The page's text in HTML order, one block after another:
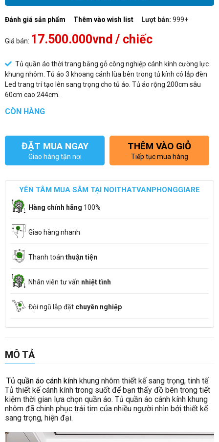
Đánh giá sản phẩm Thêm vào wish list Lượt bán: 999+
Giá bán: 17.500.000vnd / chiếc
Tủ quần áo thời trang bằng gỗ công nghiệp cánh kính cường lực
khung nhôm. Tủ áo 3 khoang cánh lùa bên trong tủ kính có lắp đèn
Led trang trí tạo lên sang trọng cho tủ áo. Tủ áo rộng 200cm sâu
60cm cao 244cm.
CÒN HÀNG
ĐẶT MUA NGAY
Giao hàng tận nơi
THÊM VÀO GIỎ
Tiếp tục mua hàng
YÊN TÂM MUA SẮM TẠI NOITHATVANPHONGGIARE
Hàng chính hãng 100%
Giao hàng nhanh
Thanh toán thuận tiện
Nhân viên tư vấn nhiệt tình
Đội ngũ lắp đặt chuyên nghiệp
MÔ TẢ
Tủ quần áo cánh kính khung nhôm thiết kế sang trọng, tinh tế.
Tủ thiết kế cánh kính trong suốt để bạn thấy đồ bên trong tiết
kiệm thời gian lựa chọn quần áo. Tủ quần áo cánh kính khung
nhôm đã chinh phục trái tim của nhiều người nhìn bởi thiết kế
sang trọng, hiện đại.